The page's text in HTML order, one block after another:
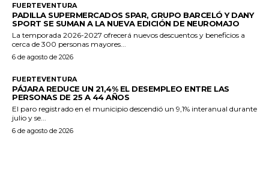
FUERTEVENTURA
PADILLA SUPERMERCADOS SPAR, GRUPO BARCELÓ Y DANY
SPORT SE SUMAN A LA NUEVA EDICIÓN DE NEUROMAJO
La temporada 2026-2027 ofrecerá nuevos descuentos y beneficios a
cerca de 300 personas mayores...
6 de agosto de 2026
FUERTEVENTURA
PÁJARA REDUCE UN 21,4% EL DESEMPLEO ENTRE LAS
PERSONAS DE 25 A 44 AÑOS
El paro registrado en el municipio descendió un 9,1% interanual durante
julio y se...
6 de agosto de 2026